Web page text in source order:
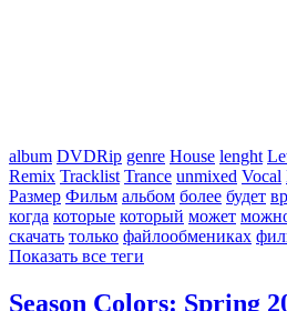
album DVDRip genre House lenght
Remix Tracklist Trance unmixed Vocal
Размер Фильм альбом более будет
когда которые который может
скачать только файлообмениках
Показать все теги
Season Colors: Spring